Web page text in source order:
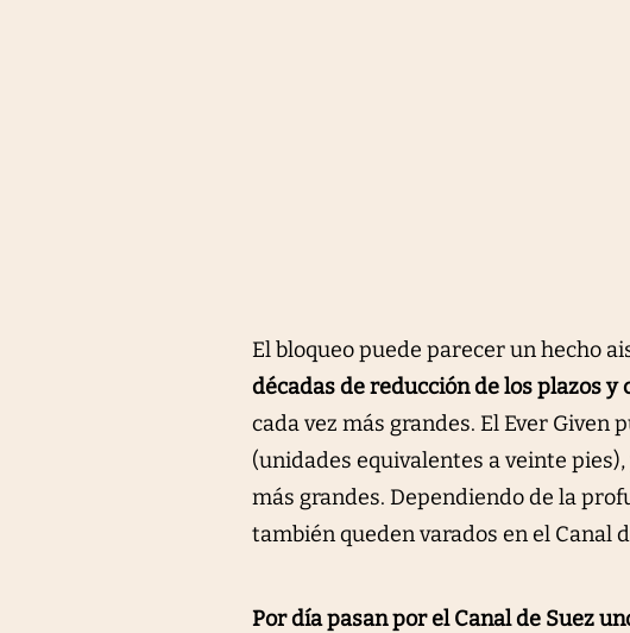
El bloqueo puede parecer un hecho
décadas de reducción de los plazos
cada vez más grandes. El Ever
(unidades equivalentes a veinte
más grandes. Dependiendo de la
también queden varados en el Canal
Por día pasan por el Canal de Suez